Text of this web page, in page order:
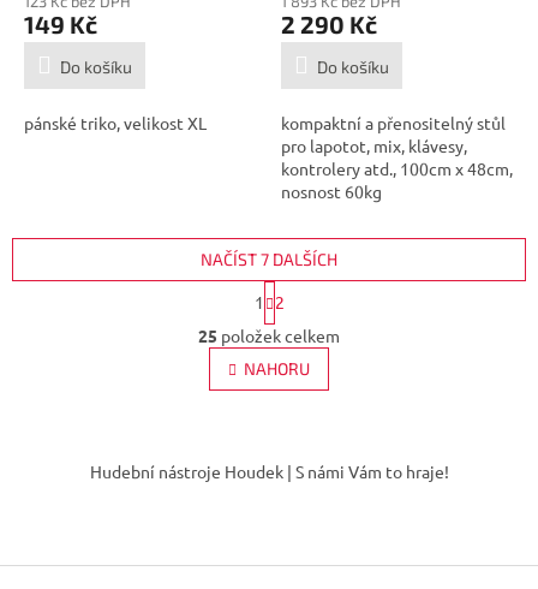
149 Kč
Do košíku
pánské triko, velikost XL
2 290 Kč
Do košíku
kompaktní a přenositelný stůl
pro lapotot, mix, klávesy,
kontrolery atd., 100cm x 48cm,
nosnost 60kg
O
v
l
á
c
í
k
NAČÍST 7 DALŠÍCH
S
t
r
á
n
k
n
1
2
25 položek celkem
NAHORU
í
Hudební nástroje Houdek | S námi Vám to hraje!